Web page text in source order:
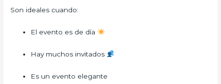
Son ideales cuando:
El evento es de día
Hay muchos invitados
Es un evento elegante